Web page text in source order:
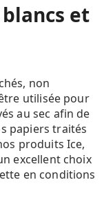
et
non
utilisée pour
au sec afin de
papiers traités
produits Ice,
excellent choix
en conditions